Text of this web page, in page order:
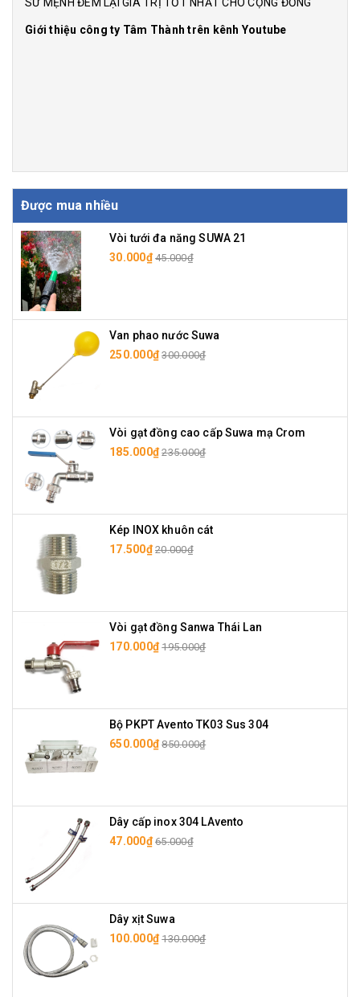
Giới thiệu công ty Tâm Thành trên kênh Youtube
Được mua nhiều
Vòi tưới đa năng SUWA 21
30.000₫ 45.000₫
Van phao nước Suwa
250.000₫ 300.000₫
Vòi gạt đồng cao cấp Suwa mạ Crom
185.000₫ 235.000₫
Kép INOX khuôn cát
17.500₫ 20.000₫
Vòi gạt đồng Sanwa Thái Lan
170.000₫ 195.000₫
Bộ PKPT Avento TK03 Sus 304
650.000₫ 850.000₫
Dây cấp inox 304 LAvento
47.000₫ 65.000₫
Dây xịt Suwa
100.000₫ 130.000₫